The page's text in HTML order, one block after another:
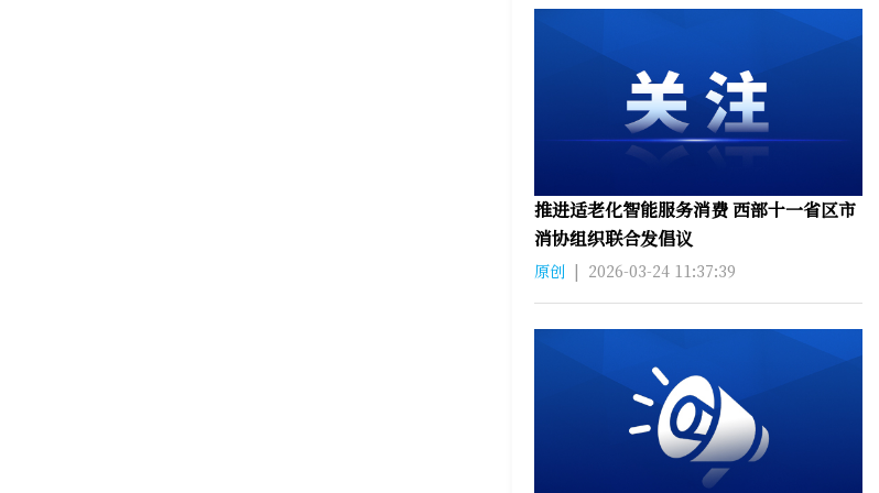
推进适老化智能服务消费 西部十一省区市
消协组织联合发倡议
原创 | 2026-03-24 11:37:39